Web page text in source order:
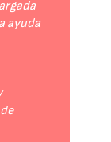
ayuda